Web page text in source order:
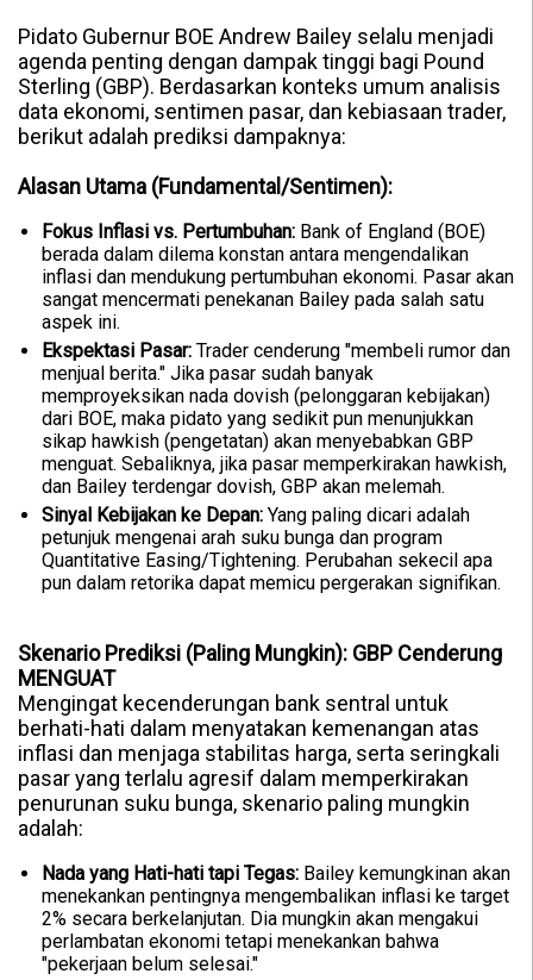
Pidato Gubernur BOE Andrew Bailey selalu menjadi
agenda penting dengan dampak tinggi bagi Pound
Sterling (GBP). Berdasarkan konteks umum analisis
data ekonomi, sentimen pasar, dan kebiasaan trader,
berikut adalah prediksi dampaknya:
Alasan Utama (Fundamental/Sentimen):
Fokus Inflasi vs. Pertumbuhan: Bank of England (BOE)
berada dalam dilema konstan antara mengendalikan
inflasi dan mendukung pertumbuhan ekonomi. Pasar akan
sangat mencermati penekanan Bailey pada salah satu
aspek ini.
Ekspektasi Pasar: Trader cenderung "membeli rumor dan
menjual berita." Jika pasar sudah banyak
memproyeksikan nada dovish (pelonggaran kebijakan)
dari BOE, maka pidato yang sedikit pun menunjukkan
sikap hawkish (pengetatan) akan menyebabkan GBP
menguat. Sebaliknya, jika pasar memperkirakan hawkish,
dan Bailey terdengar dovish, GBP akan melemah.
Sinyal Kebijakan ke Depan: Yang paling dicari adalah
petunjuk mengenai arah suku bunga dan program
Quantitative Easing/Tightening. Perubahan sekecil apa
pun dalam retorika dapat memicu pergerakan signifikan.
Skenario Prediksi (Paling Mungkin): GBP Cenderung
MENGUAT
Mengingat kecenderungan bank sentral untuk
berhati-hati dalam menyatakan kemenangan atas
inflasi dan menjaga stabilitas harga, serta seringkali
pasar yang terlalu agresif dalam memperkirakan
penurunan suku bunga, skenario paling mungkin
adalah:
Nada yang Hati-hati tapi Tegas: Bailey kemungkinan akan
menekankan pentingnya mengembalikan inflasi ke target
2% secara berkelanjutan. Dia mungkin akan mengakui
perlambatan ekonomi tetapi menekankan bahwa
"pekerjaan belum selesai."